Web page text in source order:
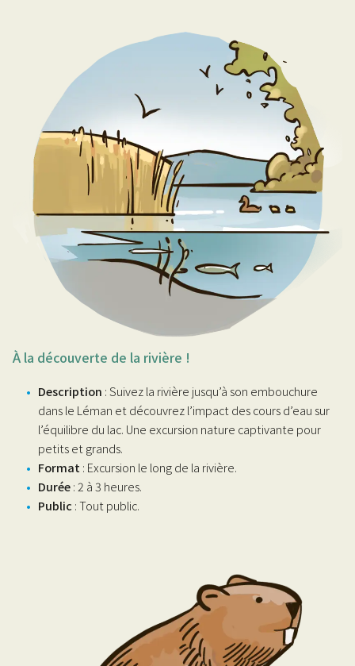
À la découverte de la rivière !
Description : Suivez la rivière jusqu’à son embouchure
dans le Léman et découvrez l’impact des cours d’eau sur
l’équilibre du lac. Une excursion nature captivante pour
petits et grands.
Format : Excursion le long de la rivière.
Durée: 2 à 3 heures.
Public : Tout public.